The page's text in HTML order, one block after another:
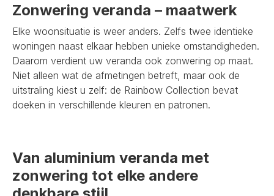
Zonwering veranda – maatwerk
Elke woonsituatie is weer anders. Zelfs twee identieke
woningen naast elkaar hebben unieke omstandigheden.
Daarom verdient uw veranda ook zonwering op maat.
Niet alleen wat de afmetingen betreft, maar ook de
uitstraling kiest u zelf: de Rainbow Collection bevat
doeken in verschillende kleuren en patronen.
Van aluminium veranda met
zonwering tot elke andere